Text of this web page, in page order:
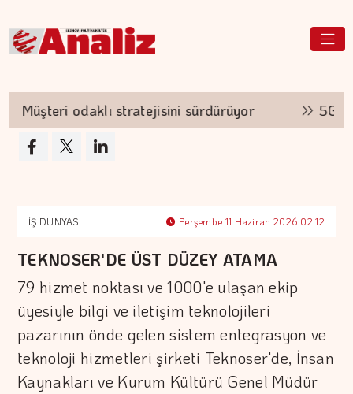
odaklı stratejisini sürdürüyor 5G'nin
İŞ DÜNYASI Perşembe 11 Haziran 2026 02:12
TEKNOSER'DE ÜST DÜZEY ATAMA
79 hizmet noktası ve 1000'e ulaşan ekip
üyesiyle bilgi ve iletişim teknolojileri
pazarının önde gelen sistem entegrasyon ve
teknoloji hizmetleri şirketi Teknoser'de, İnsan
Kaynakları ve Kurum Kültürü Genel Müdür